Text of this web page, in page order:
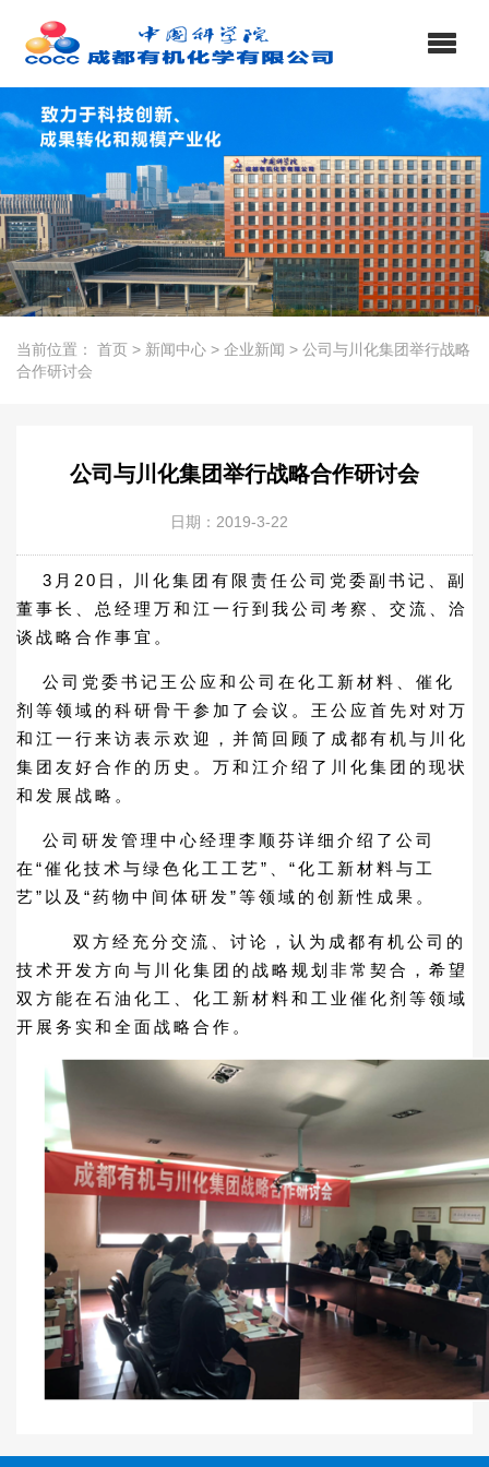
当前位置： 首页 > 新闻中心 > 企业新闻 > 公司与川化集团举行战略
合作研讨会
公司与川化集团举行战略合作研讨会
日期：2019-3-22
3月20日, 川化集团有限责任公司党委副书记、副
董事长、总经理万和江一行到我公司考察、交流、洽
谈战略合作事宜。
公司党委书记王公应和公司在化工新材料、催化
剂等领域的科研骨干参加了会议。王公应首先对对万
和江一行来访表示欢迎，并简回顾了成都有机与川化
集团友好合作的历史。万和江介绍了川化集团的现状
和发展战略。
公司研发管理中心经理李顺芬详细介绍了公司
在“催化技术与绿色化工工艺”、“化工新材料与工
艺”以及“药物中间体研发”等领域的创新性成果。
双方经充分交流、讨论，认为成都有机公司的
技术开发方向与川化集团的战略规划非常契合，希望
双方能在石油化工、化工新材料和工业催化剂等领域
开展务实和全面战略合作。